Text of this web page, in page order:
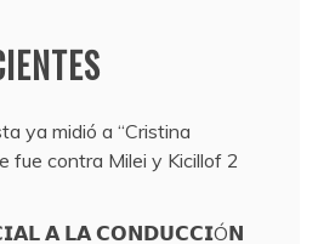
ya midió a “Cristina
fue contra Milei y Kicillof 2
𝗔 𝗟𝗔 𝗖𝗢𝗡𝗗𝗨𝗖𝗖𝗜Ó𝗡